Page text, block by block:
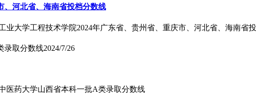
、河北省、海南省投档分数线
业大学工程技术学院2024年广东省、贵州省、重庆市、河北省、海南省
录取分数线2024/7/26
医药大学山西省本科一批A类录取分数线